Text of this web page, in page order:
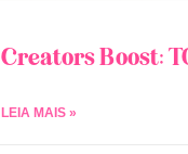
Creators Boost:
LEIA MAIS »